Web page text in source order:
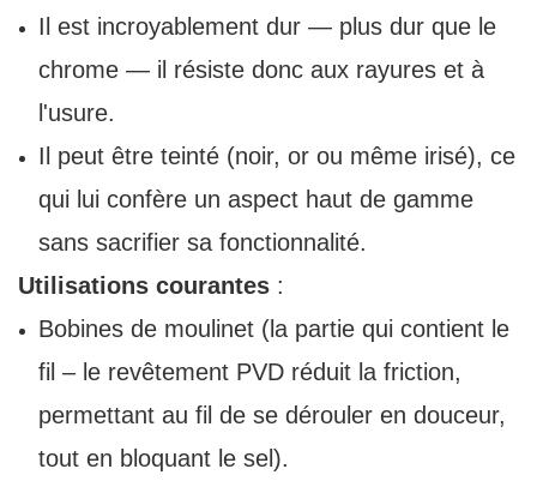
Il est incroyablement dur — plus dur que le
chrome — il résiste donc aux rayures et à
l'usure.
Il peut être teinté (noir, or ou même irisé), ce
qui lui confère un aspect haut de gamme
sans sacrifier sa fonctionnalité.
Utilisations courantes :
Bobines de moulinet (la partie qui contient le
fil – le revêtement PVD réduit la friction,
permettant au fil de se dérouler en douceur,
tout en bloquant le sel).